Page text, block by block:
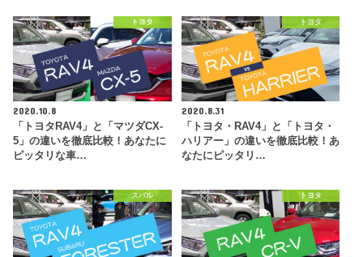
トヨタ
2020.10.8
「トヨタRAV4」と「マツダCX-
5」の違いを徹底比較！あなたに
ピッタリな車…
トヨタ
2020.8.31
「トヨタ・RAV4」と「トヨタ・
ハリアー」の違いを徹底比較！あ
なたにピッタリ…
スバル トヨタ